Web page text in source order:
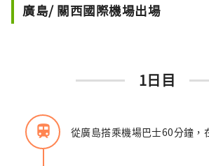
廣島/ 關西國際機場出場
1日目
train 從廣島搭乘機場巴士60分鐘，